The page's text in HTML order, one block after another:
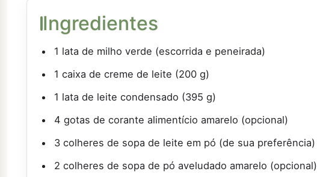
Ingredientes
1 lata de milho verde (escorrida e peneirada)
1 caixa de creme de leite (200 g)
1 lata de leite condensado (395 g)
4 gotas de corante alimentício amarelo (opcional)
3 colheres de sopa de leite em pó (de sua preferência)
2 colheres de sopa de pó aveludado amarelo (opcional)